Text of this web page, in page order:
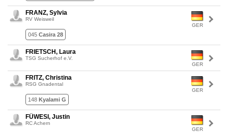
GER
FRANZ, Sylvia
RV Weisweil
045 Casira 28
GER
FRIETSCH, Laura
TSG Sucherhof e.V.
GER
FRITZ, Christina
RSG Gnadental
148 Kyalami G
GER
FÜWESI, Justin
RC Achern